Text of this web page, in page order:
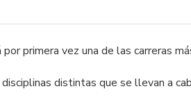
primera vez una de las carreras
distintas que se llevan a